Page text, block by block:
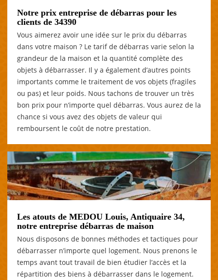
Notre prix entreprise de débarras pour les
clients de 34390
Vous aimerez avoir une idée sur le prix du débarras
dans votre maison ? Le tarif de débarras varie selon la
grandeur de la maison et la quantité complète des
objets à débarrasser. Il y a également d’autres points
importants comme le traitement de vos objets (fragiles
ou pas) et leur poids. Nous tachons de trouver un très
bon prix pour n’importe quel débarras. Vous aurez de la
chance si vous avez des objets de valeur qui
remboursent le coût de notre prestation.
Les atouts de MEDOU Louis, Antiquaire 34,
notre entreprise débarras de maison
Nous disposons de bonnes méthodes et tactiques pour
débarrasser n’importe quel logement. Nous prenons le
temps avant tout travail de bien étudier l’accès et la
répartition des biens à débarrasser dans le logement.